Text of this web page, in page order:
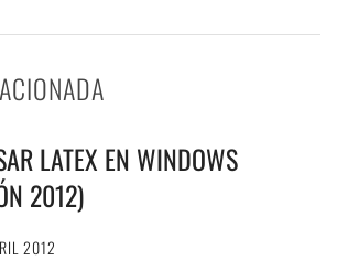
LATEX EN WINDOWS
2012)
2012